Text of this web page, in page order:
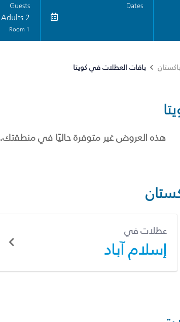
Dates
Guests
2 Adults
1 Room
باكستان باقات العطلات في كويتا
هذه العروض غير متوفرة حاليًا في منطقتك.
عطلات في
إسلام آباد